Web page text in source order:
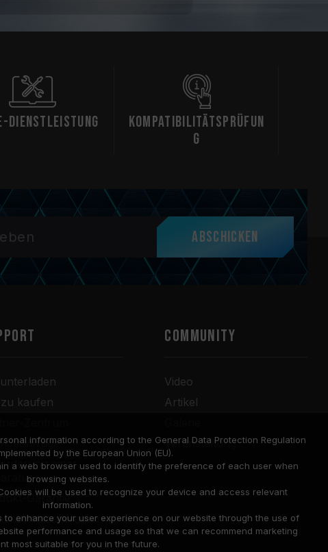
Dienstleistung
Kompatibilitätsprüfun
g
Abschicken
kaufen
einer
Garantie
abfragen
COMMUNITY
Video
Artikel
Veranstaltung
information according to the General Data Protection Regulation
by the European Union (EU).
a web browser used to identify the preference of each user when
browsing websites.
will be used to recognize your device and access relevant
information.
to enhance your user experience on our website through the use of
performance and usage so that we can recommend marketing
most suitable for you in the future.